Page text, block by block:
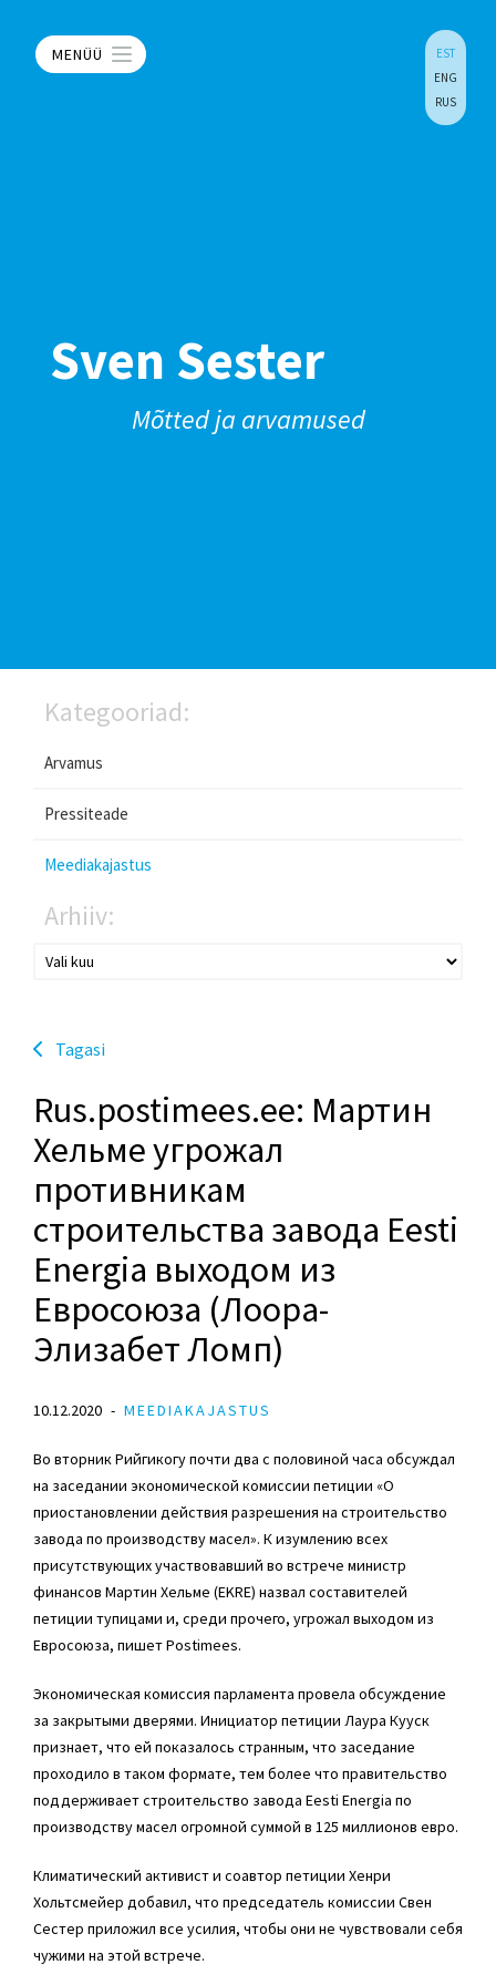
MENÜÜ
EST
ENG
RUS
Sven Sester
Mõtted ja arvamused
Kategooriad:
Arvamus
Pressiteade
Meediakajastus
Arhiiv:
Tagasi
Rus.postimees.ee: Мартин
Хельме угрожал
противникам
строительства завода Eesti
Energia выходом из
Евросоюза (Лоора-
Элизабет Ломп)
10.12.2020 MEEDIAKAJASTUS
Во вторник Рийгикогу почти два с половиной часа обсуждал
на заседании экономической комиссии петиции «О
приостановлении действия разрешения на строительство
завода по производству масел». К изумлению всех
присутствующих участвовавший во встрече министр
финансов Мартин Хельме (EKRE) назвал составителей
петиции тупицами и, среди прочего, угрожал выходом из
Евросоюза, пишет Postimees.
Экономическая комиссия парламента провела обсуждение
за закрытыми дверями. Инициатор петиции Лаура Кууск
признает, что ей показалось странным, что заседание
проходило в таком формате, тем более что правительство
поддерживает строительство завода Eesti Energia по
производству масел огромной суммой в 125 миллионов евро.
Климатический активист и соавтор петиции Хенри
Хольтсмейер добавил, что председатель комиссии Свен
Сестер приложил все усилия, чтобы они не чувствовали себя
чужими на этой встрече.